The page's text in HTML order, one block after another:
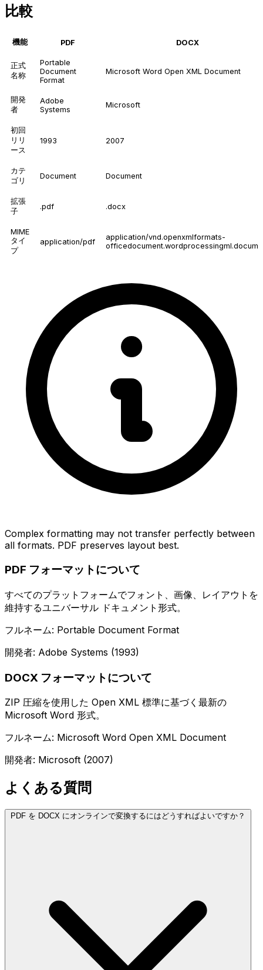
比較
機能 PDF DOCX
正式
名称
Portable
Document
Format
Microsoft Word Open XML Document
開発
者
Adobe
Systems
Microsoft
初回
リリ
ース
1993 2007
カテ
ゴリ
Document Document
拡張
子
.pdf .docx
MIME
タイ
プ
application/pdf
application/vnd.openxmlformats-
Complex formatting may not transfer perfectly between
all formats. PDF preserves layout best.
PDF フォーマットについて
すべてのプラットフォームでフォント、画像、レイアウトを
維持するユニバーサル ドキュメント形式。
フルネーム: Portable Document Format
開発者: Adobe Systems (1993)
DOCX フォーマットについて
ZIP 圧縮を使用した Open XML 標準に基づく最新の
Microsoft Word 形式。
フルネーム: Microsoft Word Open XML Document
開発者: Microsoft (2007)
よくある質問
PDF を DOCX にオンラインで変換するにはどうすればよいですか？